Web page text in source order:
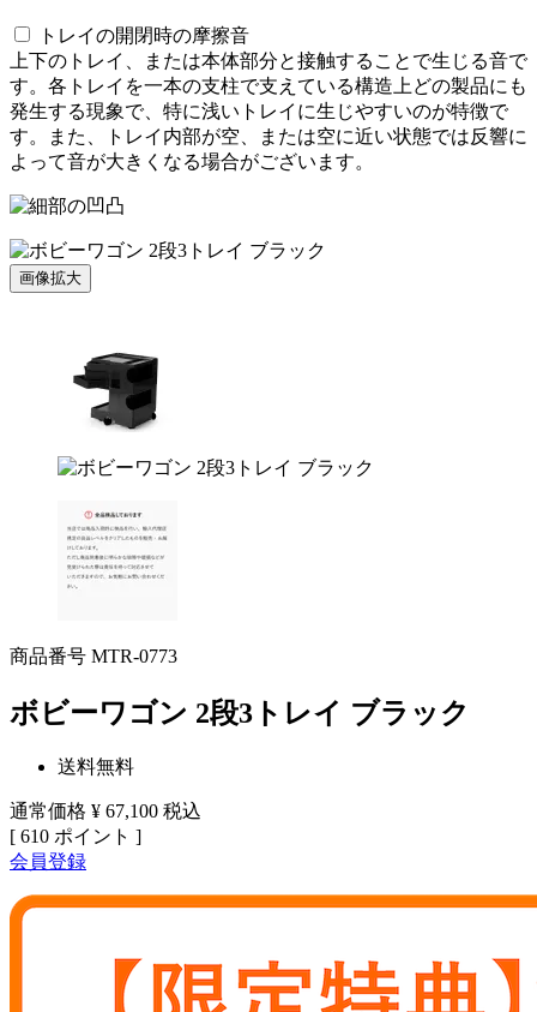
トレイの開閉時の摩擦音
上下のトレイ、または本体部分と接触することで生じる音で
す。各トレイを一本の支柱で支えている構造上どの製品にも
発生する現象で、特に浅いトレイに生じやすいのが特徴で
す。また、トレイ内部が空、または空に近い状態では反響に
よって音が大きくなる場合がございます。
画像拡大
商品番号 MTR-0773
ボビーワゴン 2段3トレイ ブラック
送料無料
通常価格 ¥ 67,100 税込
[ 610 ポイント ]
会員登録